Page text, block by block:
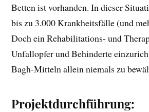
Betten ist vorhanden. In dieser
bis zu 3.000 Krankheitsfälle (und
Doch ein Rehabilitations- und
Unfallopfer und Behinderte
Bagh-Mitteln allein niemals zu
Projektdurchführung: